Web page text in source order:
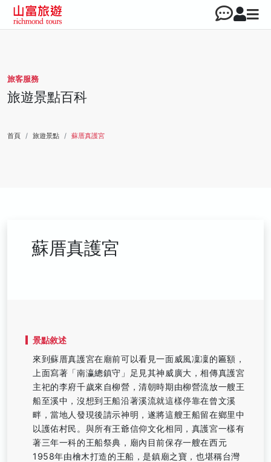
旅客服務
旅遊景點百科
首頁 旅遊景點 蘇厝真護宮
蘇厝真護宮
景點敘述
來到蘇厝真護宮在廟前可以看見一面威風凜凜的匾額，
上面寫著「南瀛總鎮守」足見其神威廣大，相傳真護宮
主祀的李府千歲來自柳營，清朝時期由柳營流放一艘王
船至溪中，沒想到王船沿著溪流就這樣停靠在曾文溪
畔，當地人發現後請示神明，遂將這艘王船留在鄉里中
以護佑村民。與所有王爺信仰文化相同，真護宮一樣有
著三年一科的王船祭典，廟內目前保存一艘在西元
1958年由檜木打造的王船，是鎮廟之寶，也堪稱台灣